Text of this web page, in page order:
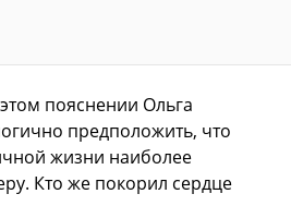
пояснении Ольга
предположить, что
жизни наиболее
Кто же покорил сердце